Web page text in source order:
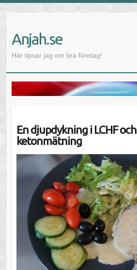
Anjah.se
Här tipsar jag om bra företag!
En djupdykning i LCHF och
ketonmätning